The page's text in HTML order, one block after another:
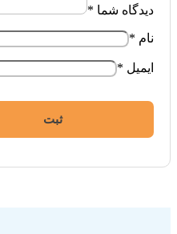
دیدگاه شما *
نام *
ایمیل *